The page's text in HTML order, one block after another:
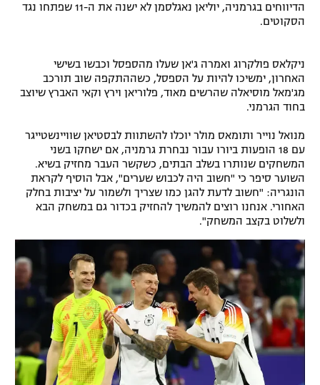
רשיון להקרנה פומבית לבית עסק
לוח דרושים – ג'ובנט
המגזין
הדיווחים בגרמניה, יוליאן נאגלסמן לא ישנה את ה-11 שפתחו נגד
הסקוטים.
ניקלאס פולקרוג ואמרה ג'אן שעלו מהספסל וכבשו בשישי
האחרון, ימשיכו להיות על הספסל, כשההתקפה שוב תורכב
מג'מאל מוסיאלה שהרשים מאוד, פלוריאן וירץ וקאי האברץ שיוצב
בחוד הגרמני.
מנואל נוייר ותומאס מולר יוכלו להשתוות לבסטיאן שוויינשטייגר
עם 18 הופעות ביורו עבור נבחרת גרמניה, אם ישחקו בשני
המשחקים שנותרו בשלב הבתים, כשקשר העבר מחזיק בשיא.
השוער סיפר כי "חשוב היה לכבוש שערים", אבל הוסיף לקראת
הונגריה: "חשוב לדעת להגן כמו שצריך ולשמור על יציבות בחלק
האחורי. אנחנו רוצים להמשיך להחזיק בכדור גם במשחק הבא
ולשלוט בקצב המשחק".